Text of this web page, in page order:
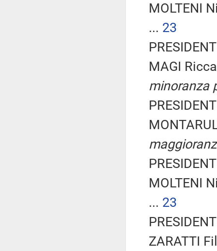
MOLTENI
... 23
MAGI
minoranza
MOLTENI
... 23
ZARATTI